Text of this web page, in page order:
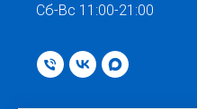
Сб-Вс 11:00-21:00